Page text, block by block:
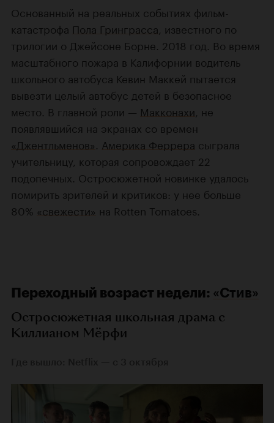
Основанный на реальных событиях фильм-
катастрофа Пола Гринграсса , известного по
трилогии о Джейсоне Борне. 2018 год. Во время
масштабного пожара в Калифорнии водитель
школьного автобуса Кевин Маккей пытается
вывезти целый автобус детей в безопасное
место. В главной роли — Макконахи , не
появлявшийся на экранах со времен
«Джентльменов» Америка Феррера сыграла
учительницу, которая сопровождает 22
подопечных. Остросюжетной новинке удалось
помирить зрителей и критиков: у нее больше
80% «свежести» на Rotten Tomatoes.
Переходный возраст недели: «Стив»
Остросюжетная школьная драма с
Киллианом Мёрфи